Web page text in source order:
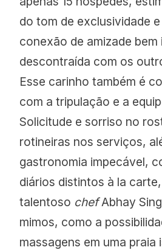
do tom de exclusividade
conexão de amizade bem
descontraída com os
Esse carinho também é
com a tripulação e a
Solicitude e sorriso no
rotineiras nos serviços,
gastronomia impecável,
diários distintos à la
talentoso chefAbhay
mimos, como a
massagens em uma praia